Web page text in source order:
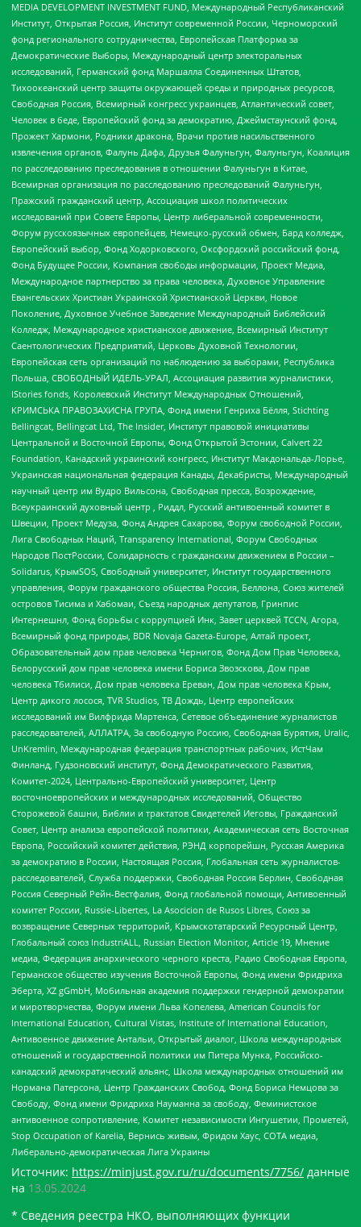
MEDIA DEVELOPMENT INVESTMENT FUND, Международный Республиканский
Институт, Открытая Россия, Институт современной России, Черноморский
фонд регионального сотрудничества, Европейская Платформа за
Демократические Выборы, Международный центр электоральных
исследований, Германский фонд Маршалла Соединенных Штатов,
Тихоокеанский центр защиты окружающей среды и природных ресурсов,
Свободная Россия, Всемирный конгресс украинцев, Атлантический совет,
Человек в беде, Европейский фонд за демократию, Джеймстаунский фонд,
Прожект Хармони, Родники дракона, Врачи против насильственного
извлечения органов, Фалунь Дафа, Друзья Фалуньгун, Фалуньгун, Коалиция
по расследованию преследования в отношении Фалуньгун в Китае,
Всемирная организация по расследованию преследований Фалуньгун,
Пражский гражданский центр, Ассоциация школ политических
исследований при Совете Европы, Центр либеральной современности,
Форум русскоязычных европейцев, Немецко-русский обмен, Бард колледж,
Европейский выбор, Фонд Ходорковского, Оксфордский российский фонд,
Фонд Будущее России, Компания свободы информации, Проект Медиа,
Международное партнерство за права человека, Духовное Управление
Евангельских Христиан Украинской Христианской Церкви, Новое
Поколение, Духовное Учебное Заведение Международный Библейский
Колледж, Международное христианское движение, Всемирный Институт
Саентологических Предприятий, Церковь Духовной Технологии,
Европейская сеть организаций по наблюдению за выборами, Республика
Польша, СВОБОДНЫЙ ИДЕЛЬ-УРАЛ, Ассоциация развития журналистики,
IStories fonds, Королевский Институт Международных Отношений,
КРИМСЬКА ПРАВОЗАХИСНА ГРУПА, Фонд имени Генриха Бёлля, Stichting
Bellingcat, Bellingcat Ltd, The Insider, Институт правовой инициативы
Центральной и Восточной Европы, Фонд Открытой Эстонии, Calvert 22
Foundation, Канадский украинский конгресс, Институт Макдональда-Лорье,
Украинская национальная федерация Канады, Декабристы, Международный
научный центр им Вудро Вильсона, Свободная пресса, Возрождение,
Всеукраинский духовный центр , Риддл, Русский антивоенный комитет в
Швеции, Проект Медуза, Фонд Андрея Сахарова, Форум свободной России,
Лига Свободных Наций, Transparеncy International, Форум Свободных
Народов ПостРоссии, Солидарность с гражданским движением в России –
Solidarus, КрымSOS, Свободный университет, Институт государственного
управления, Форум гражданского общества Россия, Беллона, Союз жителей
островов Тисима и Хабомаи, Съезд народных депутатов, Гринпис
Интернешнл, Фонд борьбы с коррупцией Инк, Завет церквей TCCN, Агора,
Всемирный фонд природы, BDR Novaja Gazeta-Europe, Алтай проект,
Образовательный дом прав человека Чернигов, Фонд Дом Прав Человека,
Белорусский дом прав человека имени Бориса Звозскова, Дом прав
человека Тбилиси, Дом прав человека Ереван, Дом прав человека Крым,
Центр дикого лосося, TVR Studios, ТВ Дождь, Центр европейских
исследований им Вилфрида Мартенса, Сетевое объединение журналистов
расследователей, АЛЛАТРА, За свободную Россию, Свободная Бурятия, Uralic,
UnKremlin, Международная федерация транспортных рабочих, ИстЧам
Финланд, Гудзоновский институт, Фонд Демократического Развития,
Комитет-2024, Центрально-Европейский университет, Центр
восточноевропейских и международных исследований, Общество
Сторожевой башни, Библии и трактатов Свидетелей Иеговы, Гражданский
Совет, Центр анализа европейской политики, Академическая сеть Восточная
Европа, Российский комитет действия, РЭНД корпорейшн, Русская Америка
за демократию в России, Настоящая Россия, Глобальная сеть журналистов-
расследователей, Служба поддержки, Свободная Россия Берлин, Свободная
Россия Северный Рейн-Вестфалия, Фонд глобальной помощи, Антивоенный
комитет России, Russie-Libertes, La Asocicion de Rusos Libres, Союз за
возвращение Северных территорий, Крымскотатарский Ресурсный Центр,
Глобальный союз IndustriALL, Russian Election Monitor, Article 19, Мнение
медиа, Федерация анархического черного креста, Радио Свободная Европа,
Германское общество изучения Восточной Европы, Фонд имени Фридриха
Эберта, XZ gGmbH, Мобильная академия поддержки гендерной демократии
и миротворчества, Форум имени Льва Копелева, American Councils for
International Education, Cultural Vistas, Institute of International Education,
Антивоенное движение Антальи, Открытый диалог, Школа международных
отношений и государственной политики им Питера Мунка, Российско-
канадский демократический альянс, Школа международных отношений им
Нормана Патерсона, Центр Гражданских Свобод, Фонд Бориса Немцова за
Свободу, Фонд имени Фридриха Науманна за свободу, Феминистское
антивоенное сопротивление, Комитет независимости Ингушетии, Прометей,
Stop Occupation of Karelia, Вернись живым, Фридом Хаус, СОТА медиа,
Либерально-демократическая Лига Украины
Источник: https://minjust.gov.ru/ru/documents/7756/ данные
на 13.05.2024
* Сведения реестра НКО, выполняющих функции